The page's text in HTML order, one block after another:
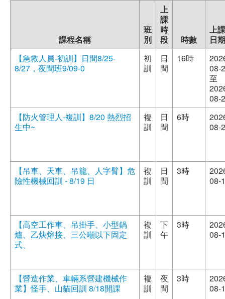
反應信箱
課程名稱
班
別
上
課
時
段
時數
上課
日期
【急救人員-初訓】日間8/25-
8/27，夜間班9/09-0
初
訓
日
間
16時
08-
至
08-
【防火管理人-複訓】8/20 熱烈招
生中~
複
訓
日
間
6時
08-
【吊車、天車、吊籠、人字臂】危
險性機械回訓 - 8/19 日
複
訓
日
間
3時
08-
【高空工作車、吊掛手、小型鍋
爐、乙炔熔接、三公噸以下固定
式、
複
訓
下
午
3時
08-
【營造作業、車輛系營建機械作
業】怪手、山貓回訓 8/18開課
複
訓
夜
間
3時
08-